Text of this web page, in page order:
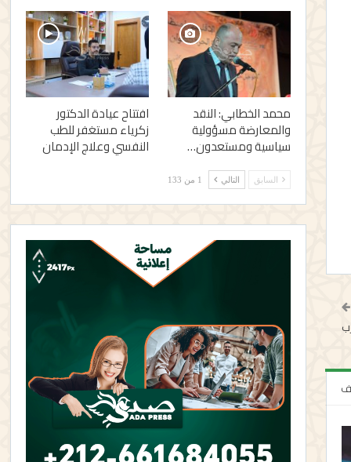
محمد الخطابي: النقد
والمعارضة مسؤولية
سياسية ومستعدون…
افتتاح عيادة الدكتور
زكرياء مستغفر للطب
النفسي وعلاج الإدمان
السابق التالي 1 من 133